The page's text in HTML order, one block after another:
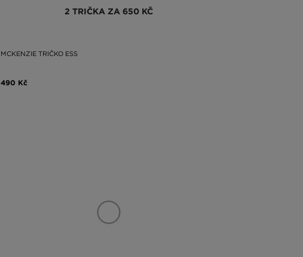
2 TRIČKA ZA 650 KČ
MCKENZIE TRIČKO ESS
490 Kč